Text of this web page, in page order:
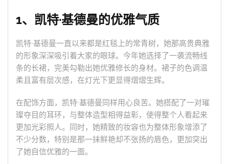
1、凯特·基德曼的优雅气质
凯特·基德曼一直以来都是红毯上的常青树，她那高贵典雅
的形象深深吸引着大家的眼球。今年她选择了一袭流畅线
条的长裙，完美勾勒出她优雅修长的身材。裙子的色调温
柔且富有层次感，在灯光下更显得熠熠生辉。
在配饰方面，凯特·基德曼同样用心良苦。她搭配了一对璀
璨夺目的耳环，与整体造型相得益彰，使得整个人看起来
更加光彩照人。同时，她精致的妆容也为整体形象增添了
不少分数，特别是那一抹鲜艳却不张扬的唇色，更加突出
了她自信优雅的一面。